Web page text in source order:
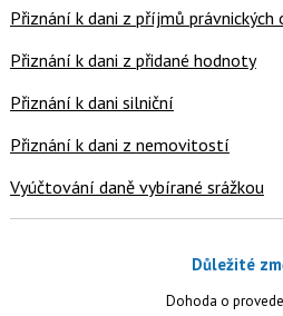
Přiznání k dani z příjmů právnických
Přiznání k dani z přidané hodnoty
Přiznání k dani silniční
Přiznání k dani z nemovitostí
Vyúčtování daně vybírané srážkou
Důležité
Dohoda o